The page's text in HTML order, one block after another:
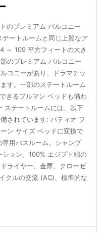
のプレミアム バルコニー
ートルームと同じ上質なア
～ 109 平方フィートの大き
のプレミアム バルコニー
コニーがあり、ドラマチッ
す。一部のステートルーム
きるプルマン ベッドも備わ
ステートルームには、以下
されています: パティオ フ
ン サイズ ベッドに変換で
用バスルーム。シャンプ
ョン。100% エジプト綿の
ライヤー、金庫、クローゼ
クルの交流 (AC)、標準的な